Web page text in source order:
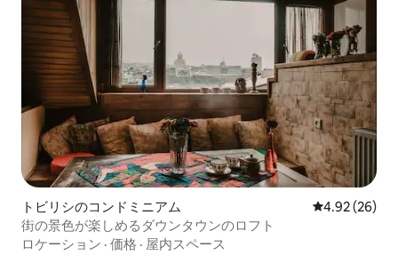
トビリシのコンドミニアム レビュー26
4.92 (26)
街の景色が楽しめるダウンタウンのロフト
ロケーション · 価格 · 屋内スペース